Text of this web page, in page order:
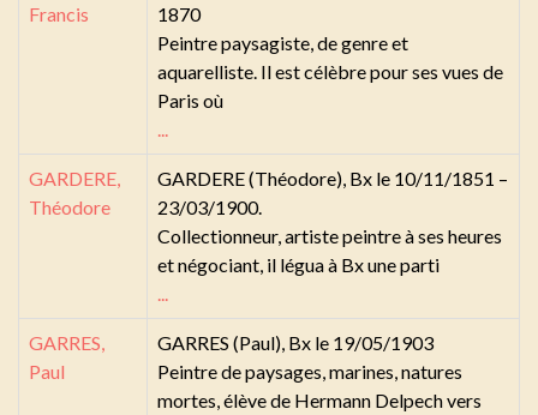
Francis
1870
Peintre paysagiste, de genre et
aquarelliste. Il est célèbre pour ses vues de
Paris où
GARDERE,
Théodore
GARDERE (Théodore), Bx le 10/11/1851 –
23/03/1900.
Collectionneur, artiste peintre à ses heures
et négociant, il légua à Bx une parti
GARRES,
Paul
GARRES (Paul), Bx le 19/05/1903
Peintre de paysages, marines, natures
mortes, élève de Hermann Delpech vers